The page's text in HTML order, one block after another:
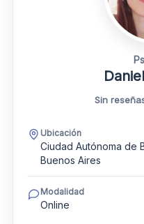
Sin
Ubicación
Ciudad Autónoma de
Buenos Aires
Modalidad
Online